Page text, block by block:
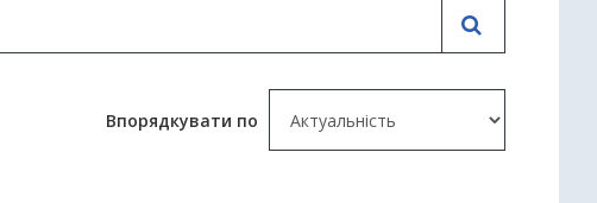
Впорядкувати по